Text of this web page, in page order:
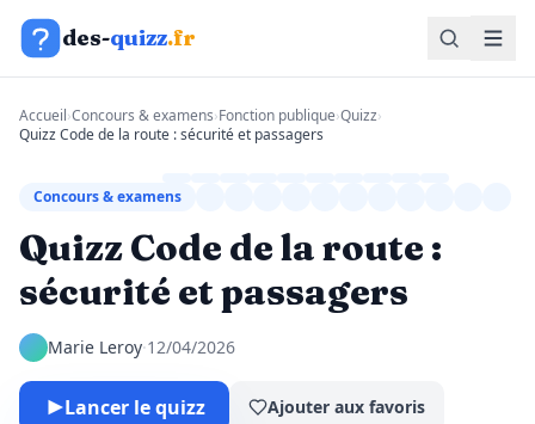
Aller au contenu
des-quizz.fr
Accueil›Concours & examens›Fonction publique›Quizz›
Quizz Code de la route : sécurité et passagers
Concours & examens
Quizz Code de la route :
sécurité et passagers
Marie Leroy·12/04/2026
Lancer le quizz Ajouter aux favoris